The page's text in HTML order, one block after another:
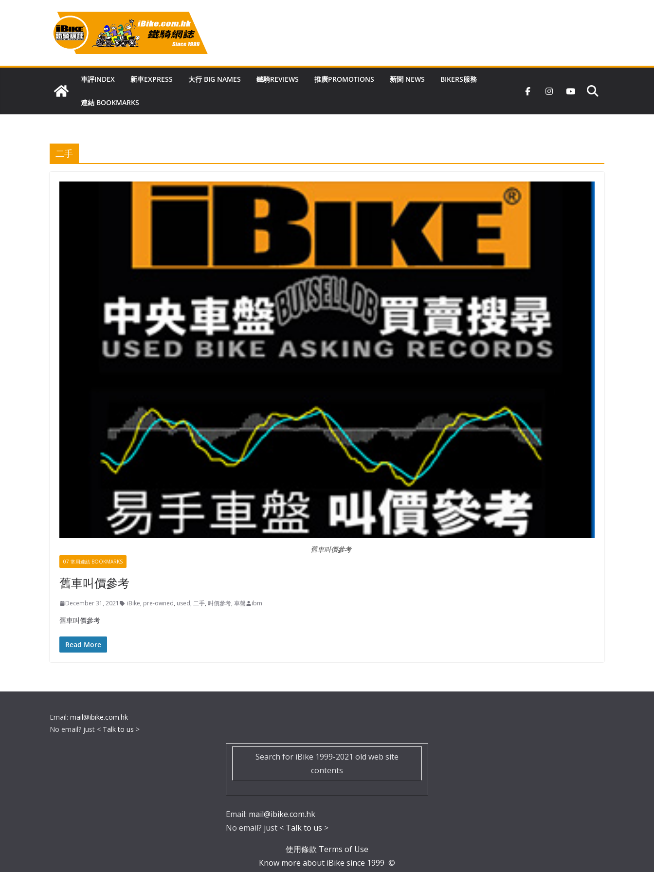
車評INDEX 新車EXPRESS 大行 BIG NAMES 鐵騎REVIEWS 推廣PROMOTIONS 新聞 NEWS BIKERS服務
連結 BOOKMARKS
二手
舊車叫價參考
07 常用連結 BOOKMARKS
舊車叫價參考
December 31, 2021 iBike, pre-owned, used, 二手, 叫價參考, 車盤 ibm
舊車叫價參考
Read More
Email: mail@ibike.com.hk
No email? just < Talk to us >
Search for iBike 1999-2021 old web site
contents
Email: mail@ibike.com.hk
No email? just < Talk to us >
使用條款 Terms of Use
Know more about iBike since 1999 ©